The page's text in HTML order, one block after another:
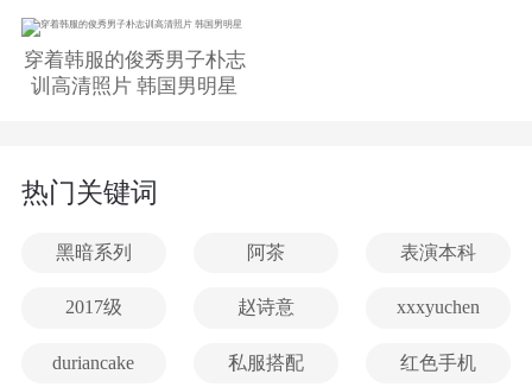
穿着韩服的俊秀男子朴志
训高清照片 韩国男明星
热门关键词
黑暗系列 阿茶 表演本科
2017级 赵诗意 xxxyuchen
duriancake 私服搭配 红色手机